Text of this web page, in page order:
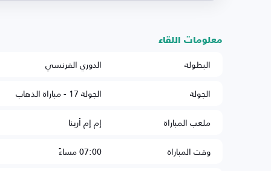
معلومات اللقاء
البطولة
الدوري الفرنسي
الجولة
الجولة 17 - مباراة الذهاب
ملعب المباراة
إم إم أرينا
وقت المباراة
07:00 مساءً